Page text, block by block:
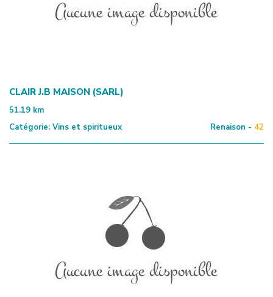
CLAIR J.B MAISON (SARL)
51.19 km
Catégorie: Vins et spiritueux Renaison - 42